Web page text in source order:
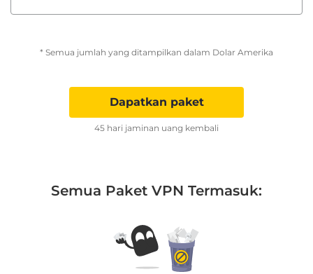
* Semua jumlah yang ditampilkan dalam Dolar Amerika
Dapatkan paket
45 hari jaminan uang kembali
Semua Paket VPN Termasuk: